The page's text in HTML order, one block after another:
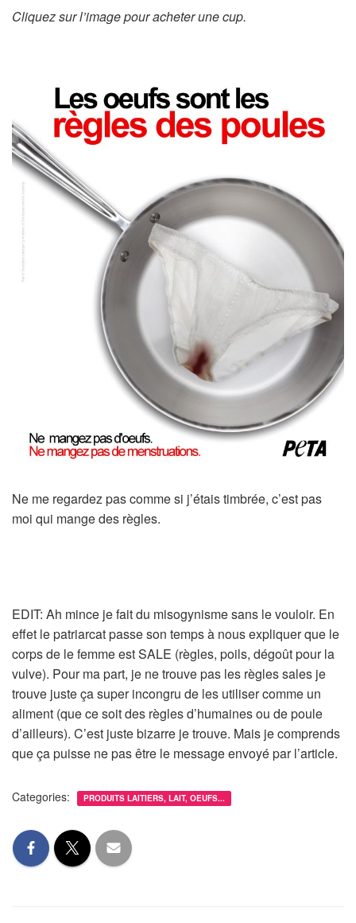
Cliquez sur l’image pour acheter une cup.
Ne me regardez pas comme si j’étais timbrée, c’est pas
moi qui mange des règles.
EDIT: Ah mince je fait du misogynisme sans le vouloir. En
effet le patriarcat passe son temps à nous expliquer que le
corps de le femme est SALE (règles, poils, dégoût pour la
vulve). Pour ma part, je ne trouve pas les règles sales je
trouve juste ça super incongru de les utiliser comme un
aliment (que ce soit des règles d’humaines ou de poule
d’ailleurs). C’est juste bizarre je trouve. Mais je comprends
que ça puisse ne pas être le message envoyé par l’article.
Categories: PRODUITS LAITIERS, LAIT, OEUFS...